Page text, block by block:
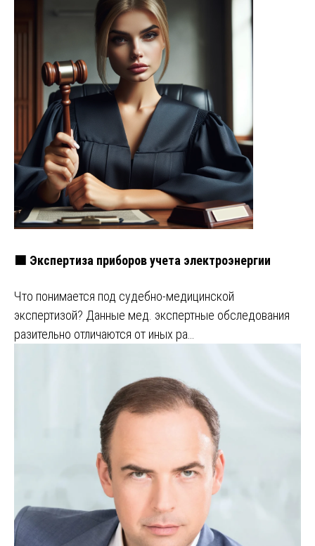
🟩 Экспертиза приборов учета электроэнергии
Что понимается под судебно-медицинской
экспертизой? Данные мед. экспертные обследования
разительно отличаются от иных ра…